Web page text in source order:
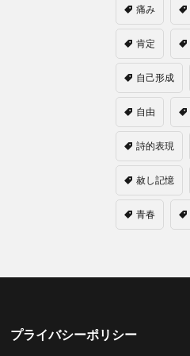
痛み
肯定
自己形成
自由
詩的表現
赦し記憶
青春
プライバシーポリシー